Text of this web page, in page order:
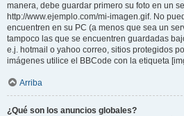
manera, debe guardar primero su foto en un
http://www.ejemplo.com/mi-imagen.gif. No
encuentren en su PC (a menos que sea un
tampoco las que se encuentren guardadas
e.j. hotmail o yahoo correo, sitios protegidos
imágenes utilice el BBCode con la etiqueta
Arriba
¿Qué son los anuncios globales?